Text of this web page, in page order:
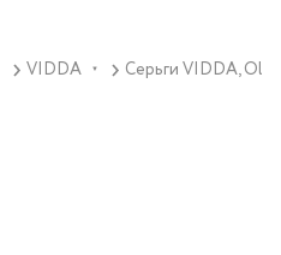
VIDDA ▼ Серьги VIDDA,